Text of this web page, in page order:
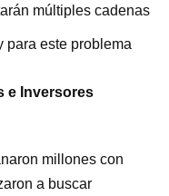
múltiples cadenas
para este problema
e Inversores
millones con
a buscar